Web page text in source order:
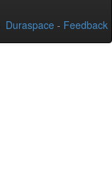
Duraspace - Feedback